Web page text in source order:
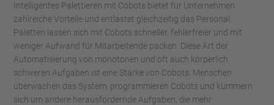
Intelligentes Palettieren mit Cobots bietet für Unternehmen
zahlreiche Vorteile und entlastet gleichzeitig das Personal.
Paletten lassen sich mit Cobots schneller, fehlerfreier und mit
weniger Aufwand für Mitarbeitende packen. Diese Art der
Automatisierung von monotonen und oft auch körperlich
schweren Aufgaben ist eine Stärke von Cobots. Menschen
überwachen das System, programmieren Cobots und kümmern
sich um andere herausfordernde Aufgaben, die mehr